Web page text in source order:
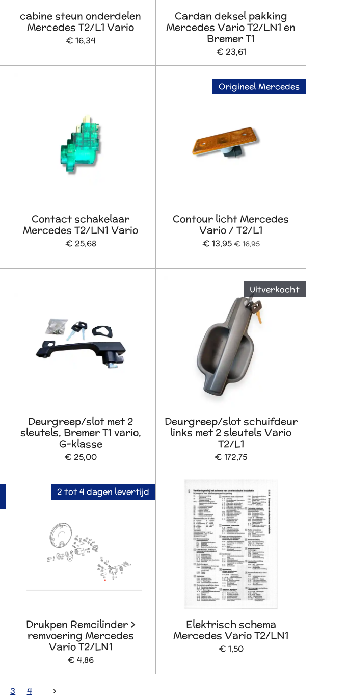
cabine steun onderdelen
Mercedes T2/L1 Vario
€ 16,34
Cardan deksel pakking
Mercedes Vario T2/LN1 en
Bremer T1
€ 23,61
Contact schakelaar
Mercedes T2/LN1 Vario
€ 25,68
Origineel Mercedes
Contour licht Mercedes
Vario / T2/L1
€ 13,95 € 16,95
Deurgreep/slot met 2
sleutels, Bremer T1 vario,
G-klasse
€ 25,00
Uitverkocht
Deurgreep/slot schuifdeur
links met 2 sleutels Vario
T2/L1
€ 172,75
2 tot 4 dagen levertijd
Drukpen Remcilinder >
remvoering Mercedes
Vario T2/LN1
€ 4,86
Elektrisch schema
Mercedes Vario T2/LN1
€ 1,50
3 4